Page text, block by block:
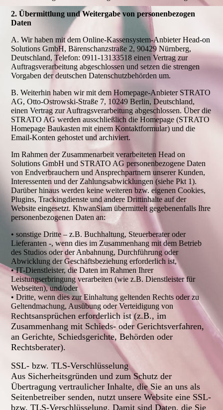
2. Übermittlung und Weitergabe von personenbezogen
Daten
A. Wir haben mit dem Online-Kassensystem-Anbieter Head-on
Solutions GmbH, Bärenschanzstraße 2, 90429 Nürnberg,
Deutschland, Telefon: 0911-13133518 einen Vertrag zur
Auftragsverarbeitung abgeschlossen und setzen die strengen
Vorgaben der deutschen Datenschutzbehörden um.
B. Weiterhin haben wir mit dem Homepage-Anbieter STRATO
AG, Otto-Ostrowski-Straße 7, 10249 Berlin, Deutschland,
einen Vertrag zur Auftragsverarbeitung abgeschlossen. Über die
STRATO AG werden ausschließlich die Homepage (STRATO
Homepage Baukasten mit einem Kontaktformular) und die
Email-Konten gehostet und archiviert.
Im Rahmen der Zusammenarbeit verarbeiteten Head on
Solutions GmbH und STRATO AG personenbezogene Daten
von Endverbrauchern und Ansprechpartnern unserer Kunden,
Interessenten und der Zahlungsabwicklungen (siehe Pkt 1).
Darüber hinaus werden keine weiteren bzw. eigenen Cookies,
Plugins, Trackingdienste und andere Drittinhalte auf der
Website eingesetzt. KhwanSiam übermittelt gegebenenfalls Ihre
personenbezogenen Daten an:
• sonstige Dritte – z.B. Buchhaltung, Steuerberater oder
Lieferanten -, wenn dies im Zusammenhang mit dem Betrieb
des Studios oder der Anbahnung, Durchführung oder
Abwicklung der Geschäftsbeziehung erforderlich ist,
• IT-Dienstleister, die Daten im Rahmen Ihrer
Leistungserbringung verarbeiten (wie z.B. Dienstleister für
Webseiten), und/oder
• Dritte, wenn dies zur Einhaltung geltenden Rechts oder zu
Geltendmachung, Ausübung oder Verteidigung von
Rechtsansprüchen erforderlich ist (z.B., im
Zusammenhang mit Schieds- oder Gerichtsverfahren,
an Gerichte, Schiedsgerichte, Behörden oder
Rechtsberater).
SSL- bzw. TLS-Verschlüsselung
Aus Sicherheitsgründen und zum Schutz der
Übertragung vertraulicher Inhalte, die Sie an uns als
Seitenbetreiber senden, nutzt unsere Website eine SSL-
bzw. TLS-Verschlüsselung. Damit sind Daten, die Sie